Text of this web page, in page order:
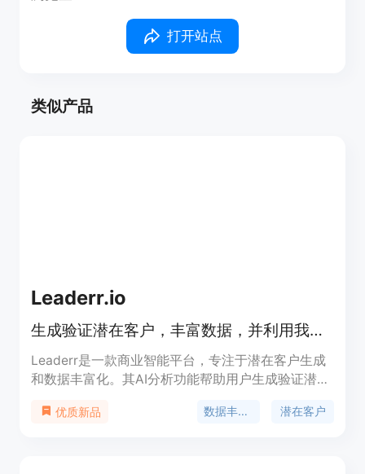
打开站点
类似产品
Leaderr.io
生成验证潜在客户，丰富数据，并利用我们的商业智能平台做出数据驱动决策。
Leaderr是一款商业智能平台，专注于潜在客户生成
和数据丰富化。其AI分析功能帮助用户生成验证潜在
要优势在于完整的公司联系信息、数据丰富化、智能
优质新品 数据丰富化 潜在客户